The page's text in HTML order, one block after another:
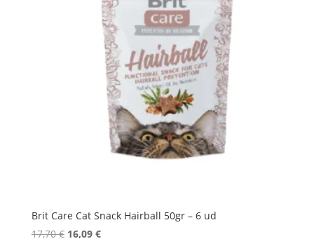
Brit Care Cat Snack Hairball 50gr – 6 ud
17,70€ El
16,09 €El